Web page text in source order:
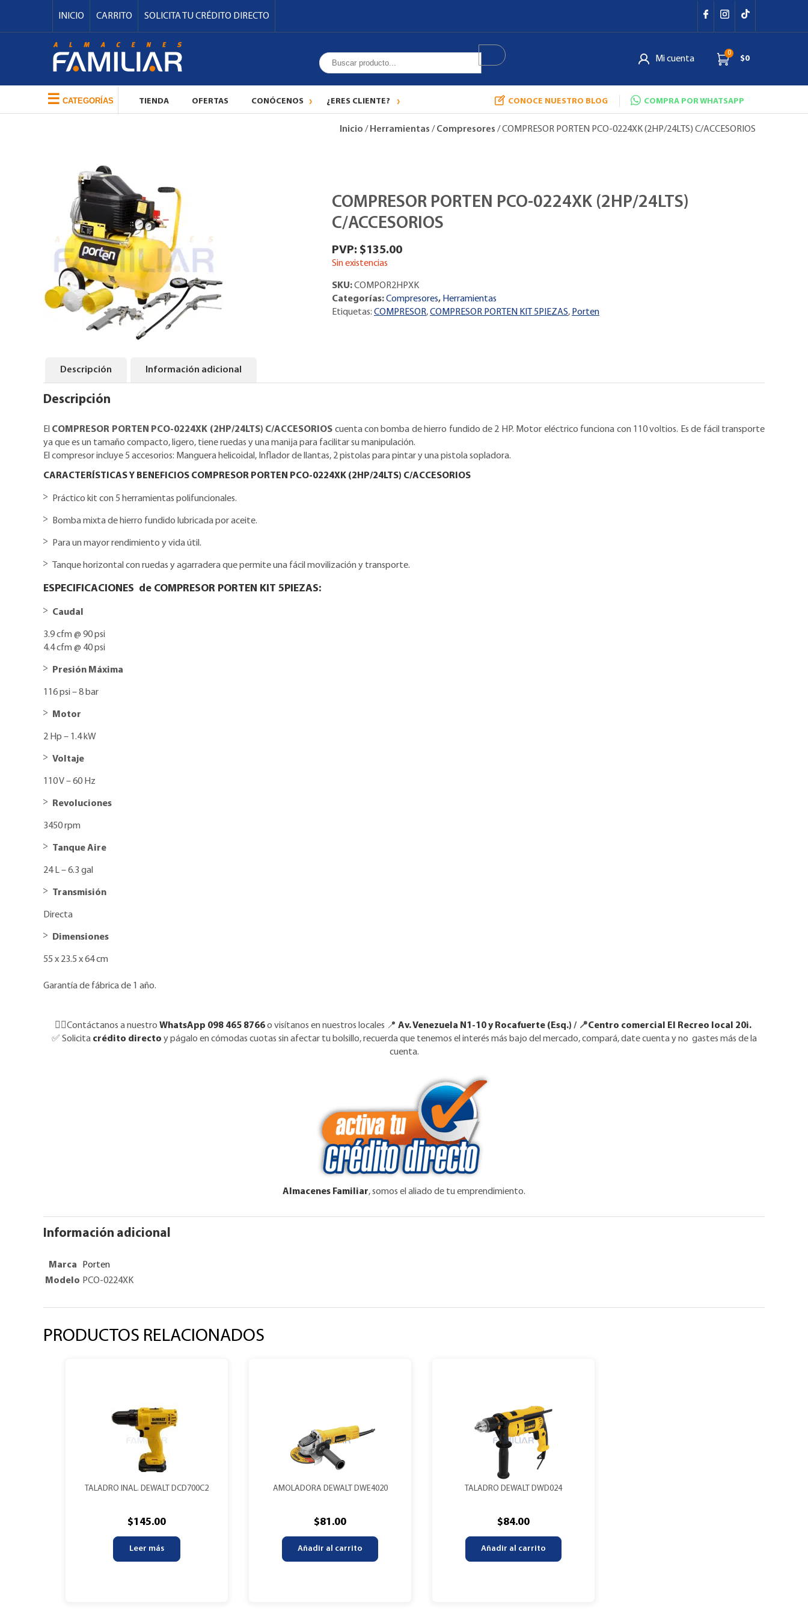
INICIO CARRITO SOLICITA TU CRÉDITO DIRECTO
Mi cuenta
0
$0
☰ CATEGORÍAS TIENDA OFERTAS CONÓCENOS ¿ERES CLIENTE? CONOCE NUESTRO BLOG COMPRA POR WHATSAPP
Inicio / Herramientas / Compresores / COMPRESOR PORTEN PCO-0224XK (2HP/24LTS) C/ACCESORIOS
COMPRESOR PORTEN PCO-0224XK (2HP/24LTS)
C/ACCESORIOS
$135.00
Sin existencias
SKU:COMPOR2HPXK
Categorías:Compresores, Herramientas
Etiquetas: COMPRESOR,COMPRESOR PORTEN KIT 5PIEZAS, Porten
Descripción Información adicional
Descripción
El COMPRESOR PORTEN PCO-0224XK (2HP/24LTS) C/ACCESORIOS cuenta con bomba de hierro fundido de 2 HP. Motor eléctrico funciona con 110 voltios. Es de fácil transporte
ya que es un tamaño compacto, ligero, tiene ruedas y una manija para facilitar su manipulación.
El compresor incluye 5 accesorios: Manguera helicoidal, Inflador de llantas, 2 pistolas para pintar y una pistola sopladora.
CARACTERÍSTICAS Y BENEFICIOS COMPRESOR PORTEN PCO-0224XK (2HP/24LTS) C/ACCESORIOS
Práctico kit con 5 herramientas polifuncionales.
Bomba mixta de hierro fundido lubricada por aceite.
Para un mayor rendimiento y vida útil.
Tanque horizontal con ruedas y agarradera que permite una fácil movilización y transporte.
ESPECIFICACIONES de COMPRESOR PORTEN KIT 5PIEZAS:
Caudal
3.9 cfm @ 90 psi
4.4 cfm @ 40 psi
Presión Máxima
116 psi – 8 bar
Motor
2 Hp – 1.4 kW
Voltaje
110 V – 60 Hz
Revoluciones
3450 rpm
Tanque Aire
24 L – 6.3 gal
Transmisión
Directa
Dimensiones
55 x 23.5 x 64 cm
Garantía de fábrica de 1 año.
👉🏼Contáctanos a nuestro WhatsApp 098 465 8766o visítanos en nuestros locales 📍 Av. Venezuela N1-10 y Rocafuerte (Esq.) / 📍Centro comercial El Recreo local 20i.
✅ Solicita crédito directo y págalo en cómodas cuotas sin afectar tu bolsillo, recuerda que tenemos el interés más bajo del mercado, compará, date cuenta y no gastes más de la
cuenta.
Almacenes Familiar, somos el aliado de tu emprendimiento.
Información adicional
Marca
Porten
Modelo PCO-0224XK
PRODUCTOS RELACIONADOS
TALADRO INAL. DEWALT DCD700C2
$145.00
Leer más
AMOLADORA DEWALT DWE4020
$81.00
Añadir al carrito
TALADRO DEWALT DWD024
$84.00
Añadir al carrito